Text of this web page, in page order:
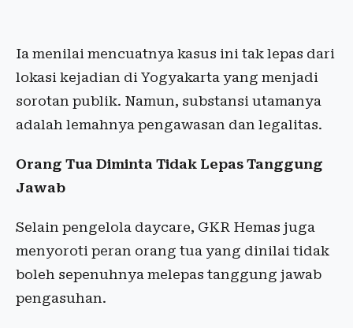
Ia menilai mencuatnya kasus ini tak lepas dari
lokasi kejadian di Yogyakarta yang menjadi
sorotan publik. Namun, substansi utamanya
adalah lemahnya pengawasan dan legalitas.
Orang Tua Diminta Tidak Lepas Tanggung
Jawab
Selain pengelola daycare, GKR Hemas juga
menyoroti peran orang tua yang dinilai tidak
boleh sepenuhnya melepas tanggung jawab
pengasuhan.